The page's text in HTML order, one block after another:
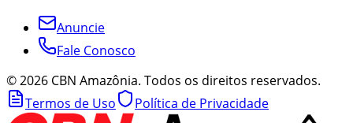
Anuncie
Fale Conosco
©2026 CBN Amazônia. Todos os direitos reservados.
Termos de Uso
Política de Privacidade